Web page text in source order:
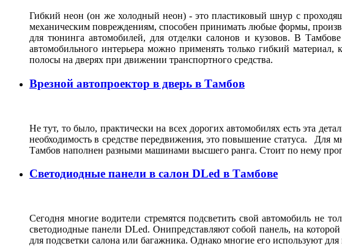
Гибкий неон (он же холодный неон) - это пластиковый шнур с
механическим повреждениям, способен принимать любые формы,
для тюнинга автомобилей, для отделки салонов и кузовов. В
автомобильного интерьера можно применять только гибкий
полосы на дверях при движении транспортного средства.
Врезной автопроектор в дверь в Тамбов
Не тут, то было, практически на всех дорогих автомобилях есть эта
необходимость в средстве передвижения, это повышение статуса. Для
Тамбов наполнен разными машинами высшего ранга. Стоит по нему
Светодиодные панели в салон DLed в Тамбове
Сегодня многие водители стремятся подсветить свой автомобиль не
светодиодные панели DLed. Онипредставляют собой панель, на
для подсветки салона или багажника. Однако многие его используют